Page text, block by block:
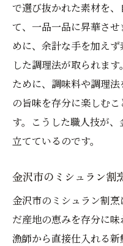
で選び抜かれた素材を
て、一品一品に昇華さ
めに、余計な手を加え
した調理法が取られま
ために、調味料や調理
の旨味を存分に楽しむ
す。こうした職人技が
立てているのです。
金沢市のミシュラン割
金沢市のミシュラン割
だ産地の恵みを存分に
漁師から直接仕入れる